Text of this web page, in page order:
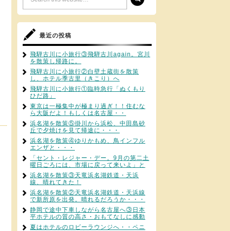
最近の投稿
飛騨古川に小旅行③飛騨古川again。宮川
を散策し帰路に。
飛騨古川に小旅行②白壁土蔵街を散策
し、ホテル季古里（きこり）へ
飛騨古川に小旅行①臨時急行「ぬくもり
ひだ路」
東京は一極集中が極まり過ぎ！！住むな
ら大阪だよ！もしくは名古屋・・
浜名湖を散策⑤掛川から浜松、中田島砂
丘で夕焼けを見て帰途に・・・
浜名湖を散策④ゆりかもめ、鳥インフル
エンザと・・・
「セント・レジャー・デー。9月の第二土
曜日ごろには、市場に戻って来いよ」と
浜名湖を散策③天竜浜名湖鉄道・天浜
線、晴れてきた！
浜名湖を散策②天竜浜名湖鉄道・天浜線
で新所原を出発。晴れるだろうか・・・
静岡で途中下車しながら名古屋へ③日本
平ホテルの質の高さ・おもてなしに感動
夏はホテルのロビーラウンジへ・・ペニ